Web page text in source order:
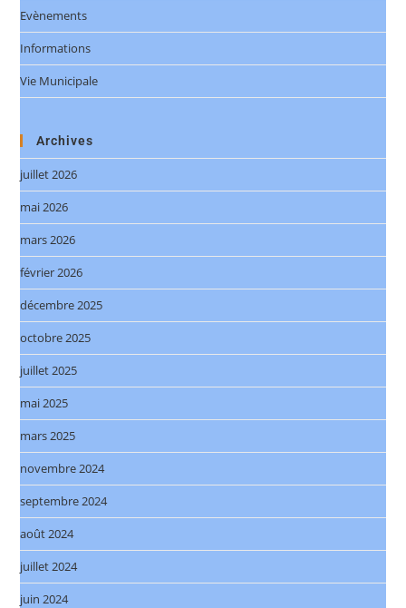
Evènements
Informations
Vie Municipale
Archives
juillet 2026
mai 2026
mars 2026
février 2026
décembre 2025
octobre 2025
juillet 2025
mai 2025
mars 2025
novembre 2024
septembre 2024
août 2024
juillet 2024
juin 2024